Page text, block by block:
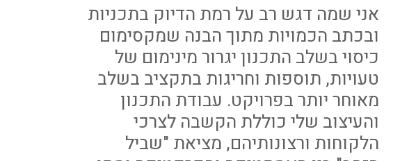
אני שמה דגש רב על רמת הדיוק בתכניות
ובכתב הכמויות מתוך הבנה שמקסימום
כיסוי בשלב התכנון יגרור מינימום של
טעויות, תוספות וחריגות בתקציב בשלב
מאוחר יותר בפרויקט. עבודת התכנון
והעיצוב שלי כוללת הקשבה לצרכי
הלקוחות ורצונותיהם, מציאת "שביל